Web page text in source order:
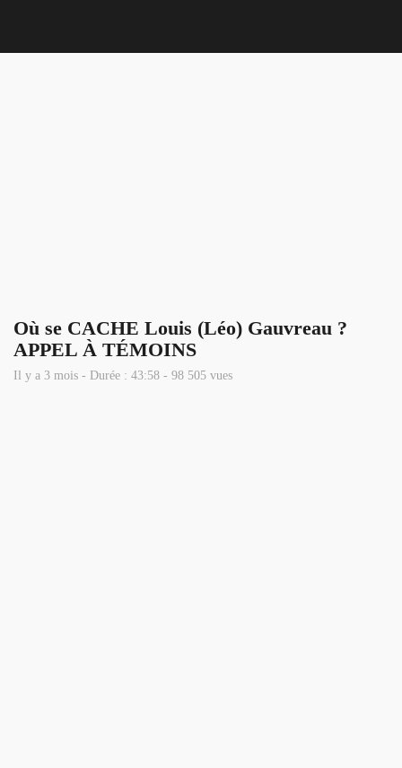
Où se CACHE Louis (Léo) Gauvreau ?
APPEL À TÉMOINS
Il y a 3 mois - Durée : 43:58 - 98 505 vues